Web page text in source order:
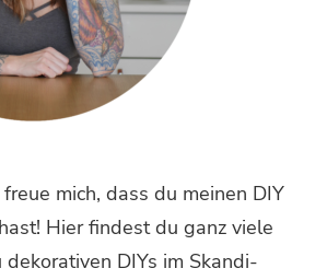
mich, dass du meinen DIY
Hier findest du ganz viele
DIYs im Skandi-